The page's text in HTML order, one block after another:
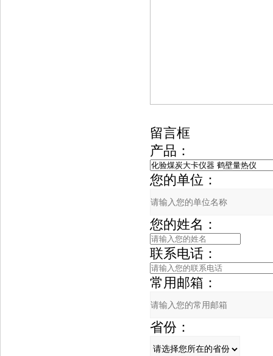
留言框
产品：
您的单位：
您的姓名：
联系电话：
常用邮箱：
省份：